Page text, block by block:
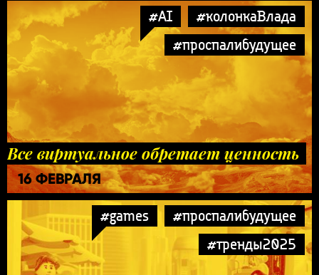
#AI
#колонкаВлада
#проспалибудущее
Все виртуальное обретает ценность
16 ФЕВРАЛЯ
#games
#проспалибудущее
#тренды2025